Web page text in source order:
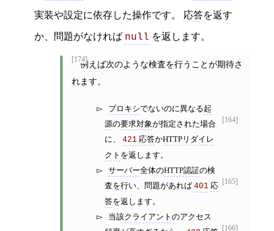
実装や設定に依存した操作です。 応答を返す
か、問題がなければ null を返します。
[174]例えば次のような検査を行うことが期待さ
れます。
[164]
プロキシでないのに異なる起
源の要求対象が指定された場合
に、421 応答かHTTPリダイレ
クト を返します。
[165]
サーバー全体のHTTP認証の検
査を行い、問題があれば401 応
答を返します。
[166]
当該クライアントのアクセス